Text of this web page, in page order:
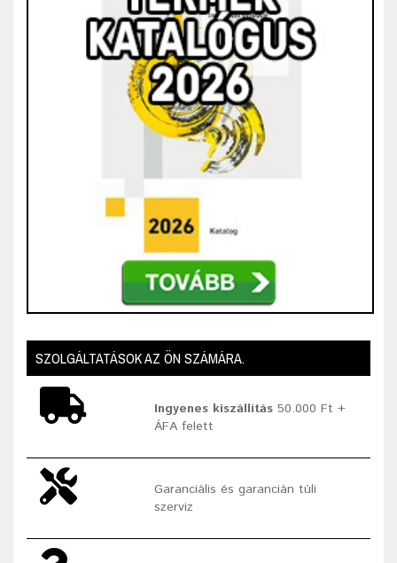
SZOLGÁLTATÁSOK AZ ÖN SZÁMÁRA.
Ingyenes kiszállítás 50.000 Ft +
ÁFA felett
Garanciális és garancián túli
szerviz